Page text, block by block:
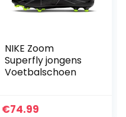
NIKE Zoom
Superfly jongens
Voetbalschoen
€74.99